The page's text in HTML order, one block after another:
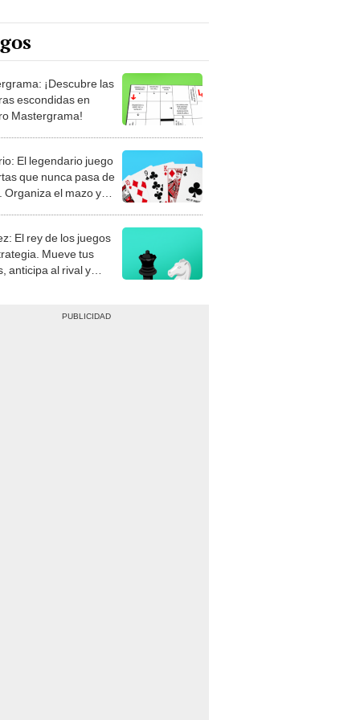
¡Descubre las
escondidas en
Mastergrama!
El legendario juego
que nunca pasa de
Organiza el mazo y
El rey de los juegos
Mueve tus
anticipa al rival y